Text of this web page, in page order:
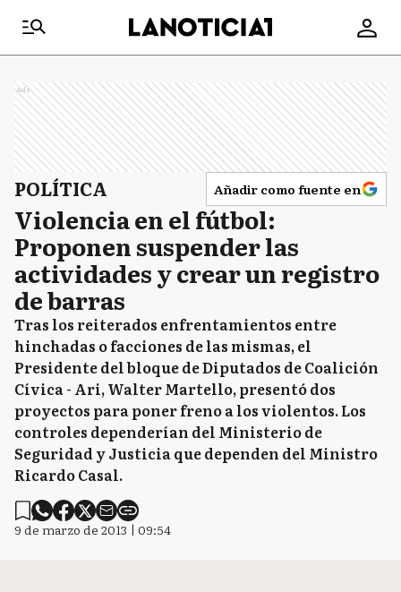
Ads
POLÍTICA Añadir como fuente en
Violencia en el fútbol:
Proponen suspender las
actividades y crear un registro
de barras
Tras los reiterados enfrentamientos entre
hinchadas o facciones de las mismas, el
Presidente del bloque de Diputados de Coalición
Cívica - Ari, Walter Martello, presentó dos
proyectos para poner freno a los violentos. Los
controles dependerían del Ministerio de
Seguridad y Justicia que dependen del Ministro
Ricardo Casal.
9 de marzo de 2013 | 09:54